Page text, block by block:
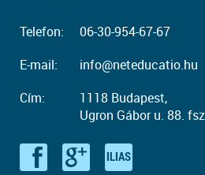
Telefon:
06-30-954-67-67
E-mail:
info@neteducatio.hu
Cím:
1118 Budapest,
Ugron Gábor u. 88.